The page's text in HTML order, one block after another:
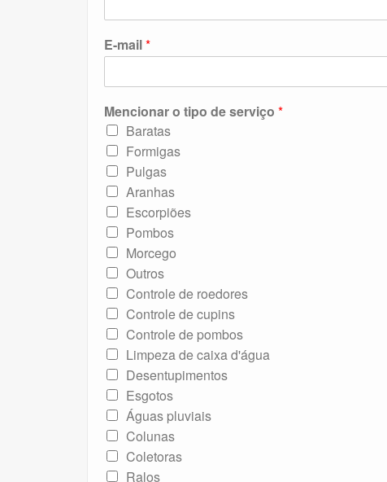
E-mail*
Mencionar o tipo de serviço *
Baratas
Formigas
Pulgas
Aranhas
Escorpiões
Pombos
Morcego
Outros
Controle de roedores
Controle de cupins
Controle de pombos
Limpeza de caixa d'água
Desentupimentos
Esgotos
Águas pluviais
Colunas
Coletoras
Ralos